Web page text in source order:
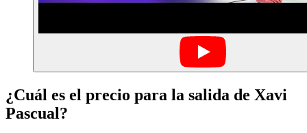
¿Cuál es el precio para la salida de Xavi
Pascual?